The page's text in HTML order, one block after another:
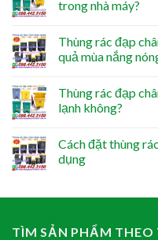
trong nhà máy?
Thùng rác đạp
quả mùa nắng
Thùng rác đạp
lạnh không?
Cách đặt thùng
dụng
TÌM SẢN PHẨM